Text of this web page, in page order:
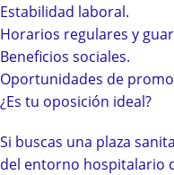
Estabilidad laboral.
Horarios regulares y
Beneficios sociales.
Oportunidades de
¿Es tu oposición ideal?
Si buscas una plaza
del entorno hospitalario